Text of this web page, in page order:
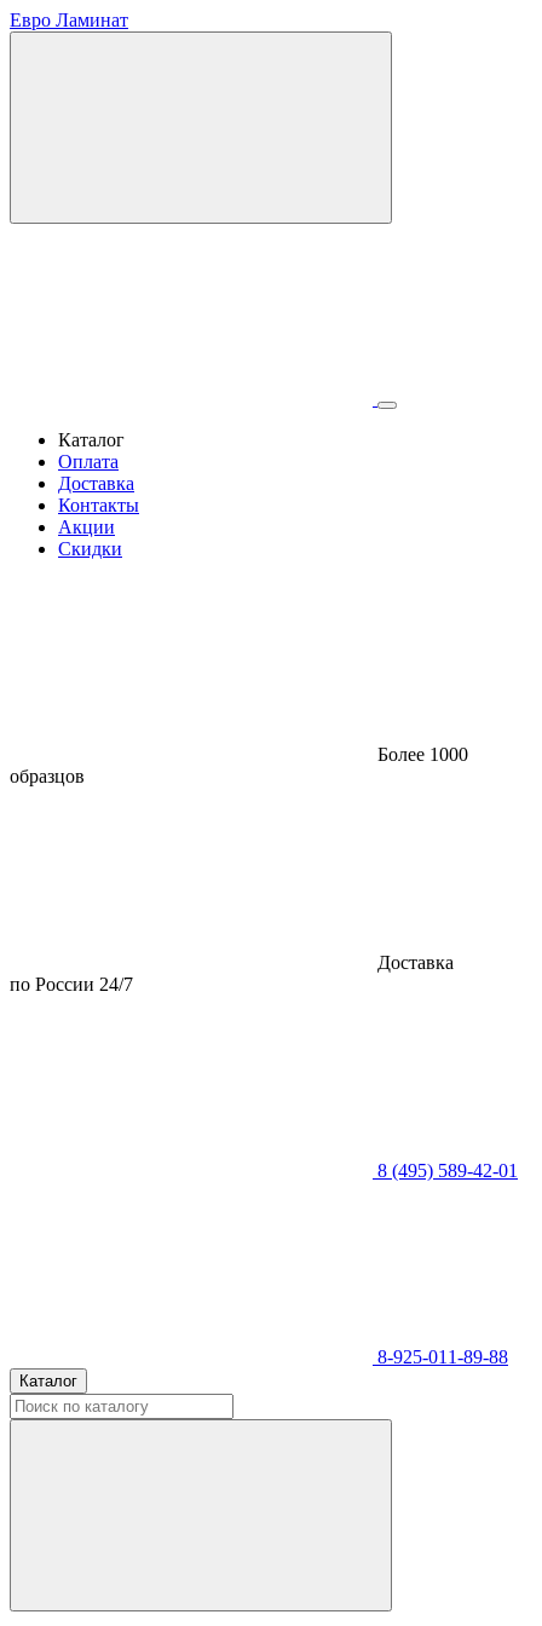
Евро Ламинат
Каталог
Оплата
Доставка
Контакты
Акции
Скидки
Более 1000
образцов
Доставка
по России 24/7
8 (495) 589-42-01
8-925-011-89-88
Каталог